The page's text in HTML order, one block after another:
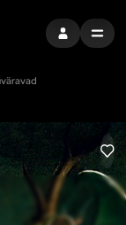
LOGI SISSEMENU
LIKE